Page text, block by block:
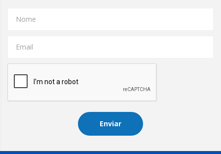
Nome
Email
Enviar